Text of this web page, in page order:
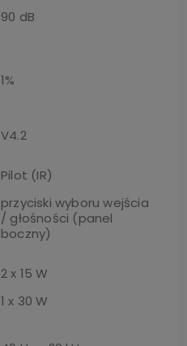
90 dB
1%
V4.2
Pilot (IR)
przyciski wyboru wejścia
/ głośności (panel
boczny)
2 x 15 W
1 x 30 W